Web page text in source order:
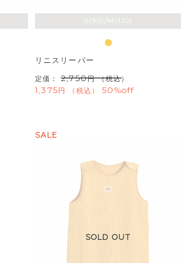
S(90)/M(110)
リニスリーパー
定価： 2,750 （税込）
1,375 税込 50%off
SOLD OUT
SALE